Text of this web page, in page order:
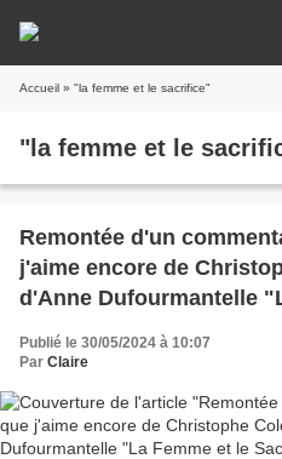
Accueil » "la femme et le sacrifice"
"la femme et le
Remontée d'un commentaire de juin
j'aime encore de Christophe Colera sur le livre
d'Anne Dufourmantelle
Sacrifice"
Publié le 30/05/2024 à 10:07
Par Claire